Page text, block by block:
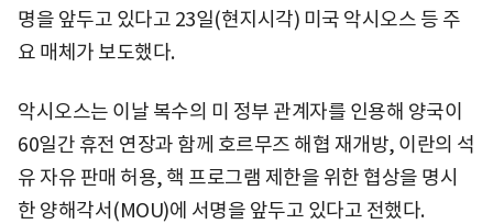
명을 앞두고 있다고 23일(현지시각) 미국 악시오스 등 주
요 매체가 보도했다.
악시오스는 이날 복수의 미 정부 관계자를 인용해 양국이
60일간 휴전 연장과 함께 호르무즈 해협 재개방, 이란의 석
유 자유 판매 허용, 핵 프로그램 제한을 위한 협상을 명시
한 양해각서(MOU)에 서명을 앞두고 있다고 전했다.